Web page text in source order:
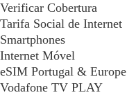
Verificar Cobertura
Tarifa Social de Internet
Smartphones
Internet Móvel
eSIM Portugal & Europe
Vodafone TV PLAY